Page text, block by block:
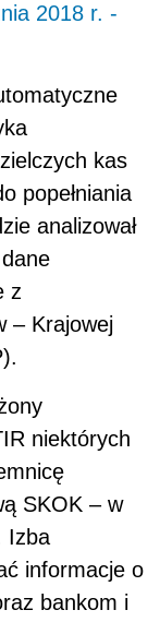
2018 r. -
kas
popełniania
analizował
z
– Krajowej
niektórych
SKOK – w
Izba
informacje o
bankom i